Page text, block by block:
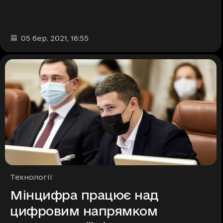
Дата та час публікації
05 бер. 2021, 16:55
Рубрики
Технології
Мінцифра працює над
цифровим напрямком